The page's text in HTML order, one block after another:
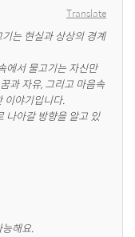
Translate
는 현실과 상상의 경계
에서 물고기는 자신만
과 자유, 그리고 마음속
이야기입니다.
나아갈 방향을 알고 있
해요.